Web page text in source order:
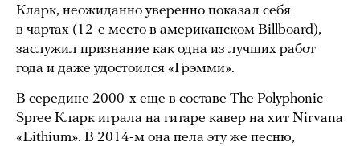
Кларк, неожиданно уверенно показал себя
в чартах (12-е место в американском Billboard),
заслужил признание как одна из лучших работ
года и даже удостоился «Грэмми».
В середине 2000-х еще в составе The Polyphonic
Spree Кларк играла на гитаре кавер на хит Nirvana
«Lithium». В 2014-м она пела эту же песню,